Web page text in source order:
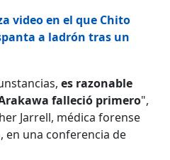
video en el que Chito
a ladrón tras un
es razonable
falleció primero",
Jarrell, médica forense
en una conferencia de